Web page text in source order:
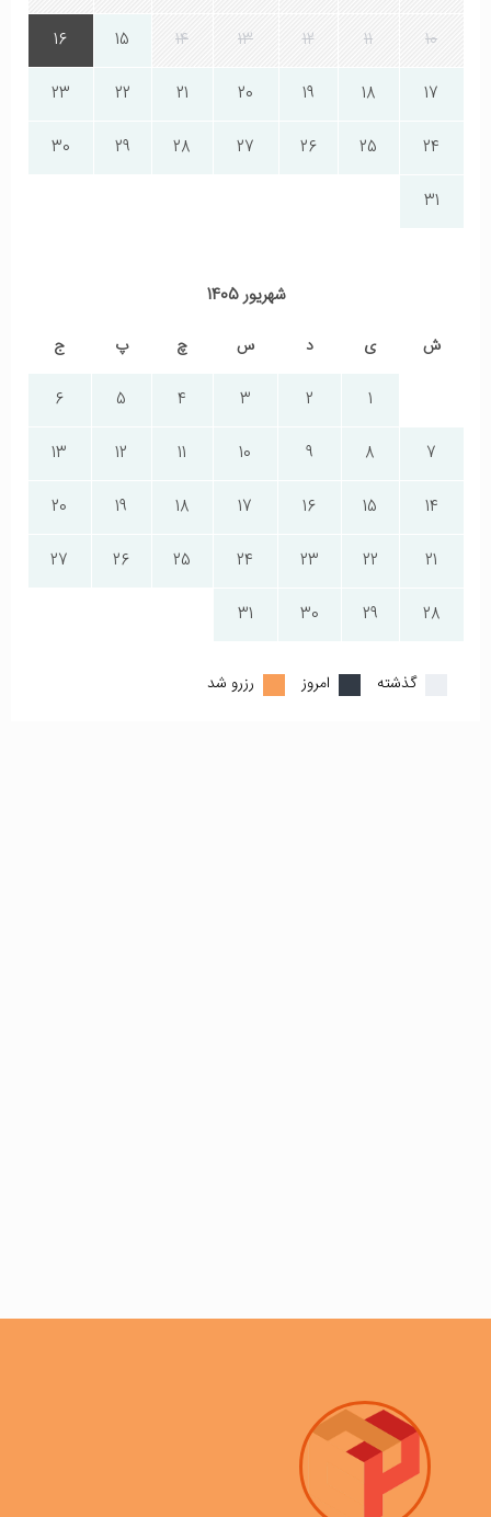
10
11
12
13
14
15
16
17
18
19
20
21
22
23
24
25
26
27
28
29
30
31
شهریور 1405
ش ی د س چ پ ج
1
2
3
4
5
6
7
8
9
10
11
12
13
14
15
16
17
18
19
20
21
22
23
24
25
26
27
28
29
30
31
گذشته امروز رزرو شد